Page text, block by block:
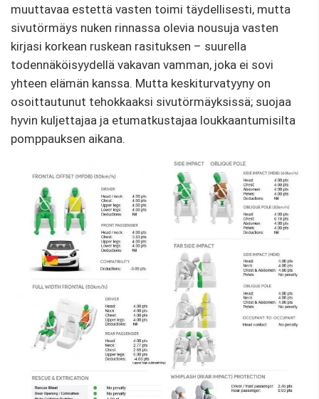
muuttavaa estettä vasten toimi täydellisesti, mutta
sivutörmäys nuken rinnassa olevia nousuja vasten
kirjasi korkean ruskean rasituksen – suurella
todennäköisyydellä vakavan vamman, joka ei sovi
yhteen elämän kanssa. Mutta keskiturvatyyny on
osoittautunut tehokkaaksi sivutörmäyksissä; suojaa
hyvin kuljettajaa ja etumatkustajaa loukkaantumisilta
pomppauksen aikana.